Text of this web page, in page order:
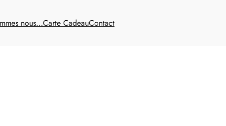
nous…Carte CadeauContact